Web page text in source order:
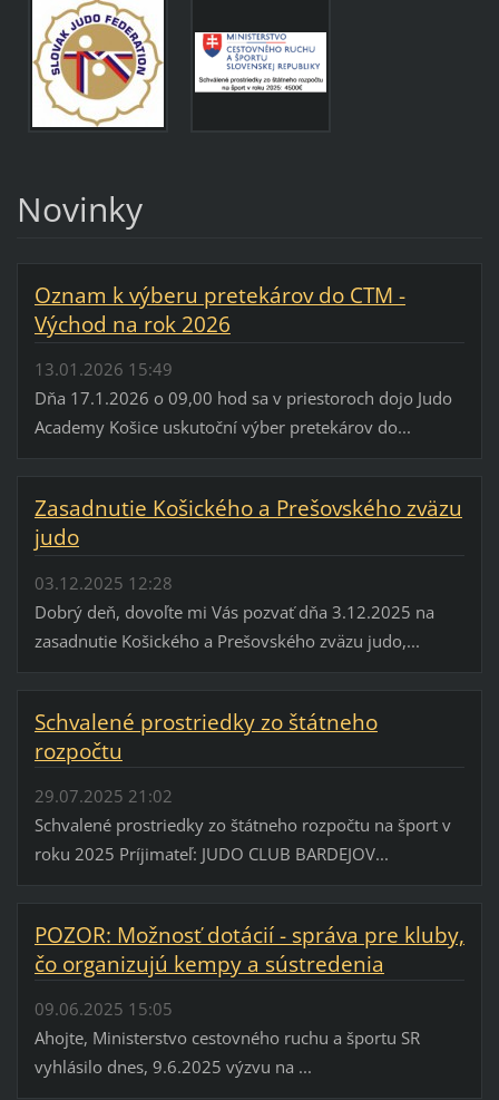
Novinky
Oznam k výberu pretekárov do CTM -
Východ na rok 2026
13.01.2026 15:49
Dňa 17.1.2026 o 09,00 hod sa v priestoroch dojo Judo
Academy Košice uskutoční výber pretekárov do...
Zasadnutie Košického a Prešovského zväzu
judo
03.12.2025 12:28
Dobrý deň, dovoľte mi Vás pozvať dňa 3.12.2025 na
zasadnutie Košického a Prešovského zväzu judo,...
Schvalené prostriedky zo štátneho
rozpočtu
29.07.2025 21:02
Schvalené prostriedky zo štátneho rozpočtu na šport v
roku 2025 Príjimateľ: JUDO CLUB BARDEJOV...
POZOR: Možnosť dotácií - správa pre kluby,
čo organizujú kempy a sústredenia
09.06.2025 15:05
Ahojte, Ministerstvo cestovného ruchu a športu SR
vyhlásilo dnes, 9.6.2025 výzvu na ...